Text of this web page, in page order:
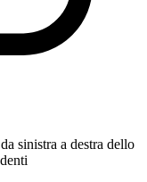
sinistra a destra dello